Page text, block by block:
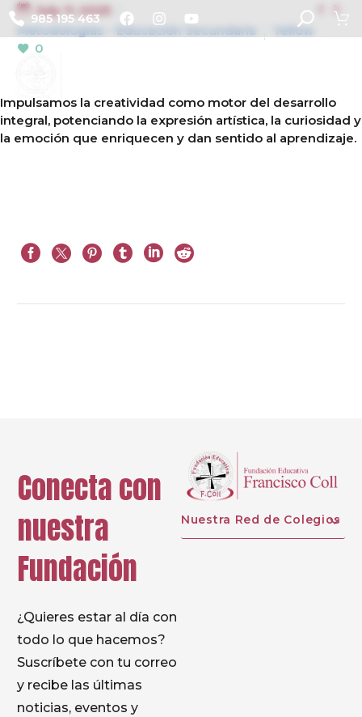
985 195 463  
July 11, 2025
Metodologías – Educación Secundaria
Yellow
0
Impulsamos la creatividad como motor del desarrollo
integral, potenciando la expresión artística, la curiosidad y
la emoción que enriquecen y dan sentido al aprendizaje.
Conecta con
nuestra
Fundación
¿Quieres estar al día con
todo lo que hacemos?
Suscríbete con tu correo
y recibe las últimas
noticias, eventos y
Nuestra Red de Colegios